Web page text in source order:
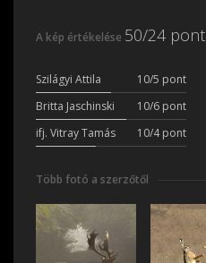
A kép értékelése 50/24 pont
Szilágyi Attila 10/5 pont
Britta Jaschinski
10/6 pont
ifj. Vitray Tamás
10/4 pont
Több fotó a szerzőtől